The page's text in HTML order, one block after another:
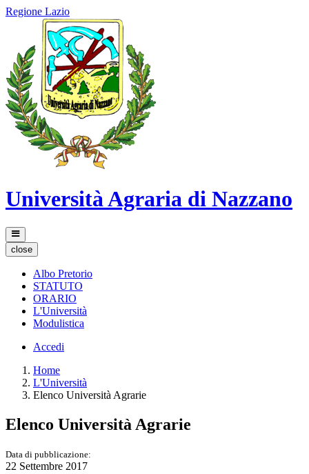
Regione Lazio
Università Agraria di Nazzano
close
Albo Pretorio
STATUTO
ORARIO
L'Università
Modulistica
Accedi
Home
L'Università
Elenco Università Agrarie
Elenco Università Agrarie
Data di pubblicazione:
22 Settembre 2017